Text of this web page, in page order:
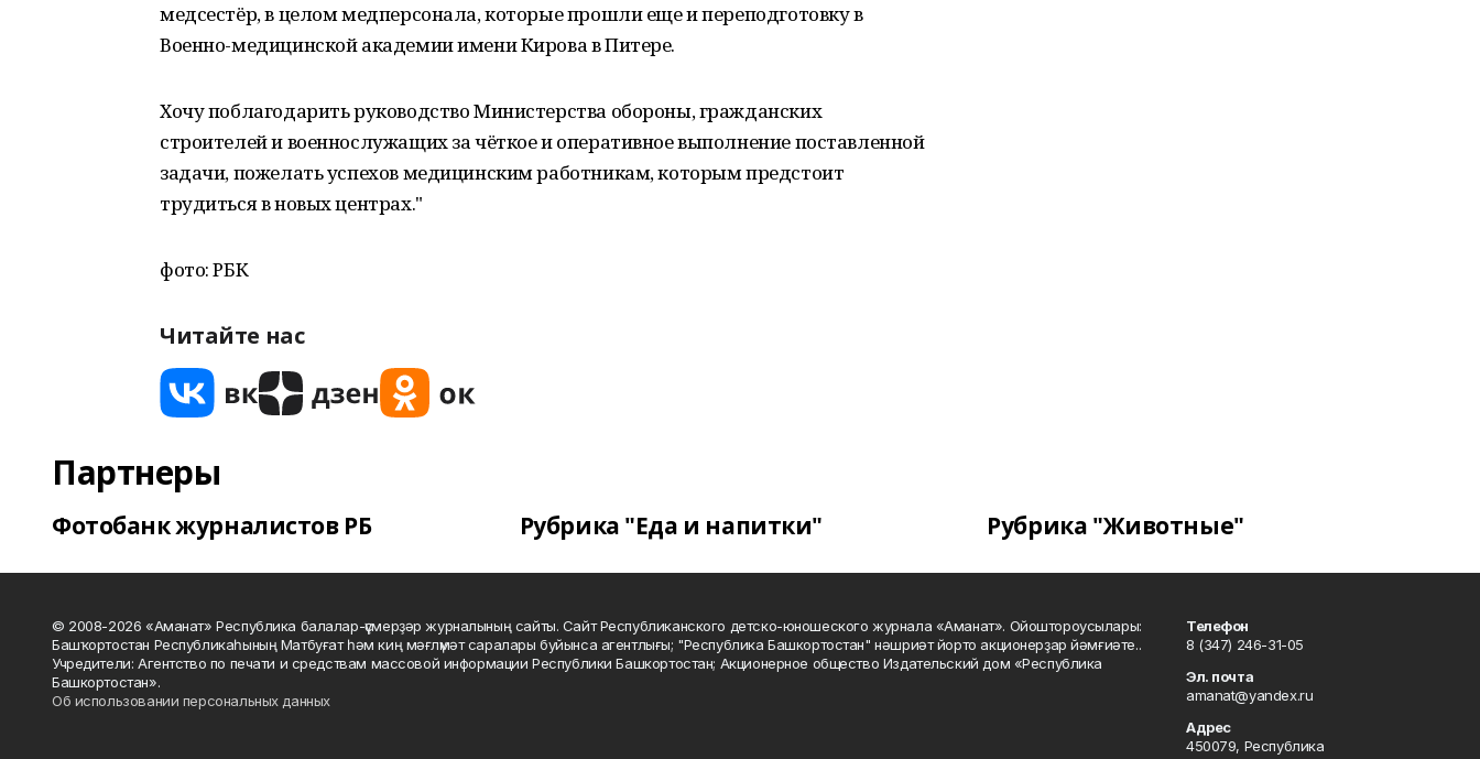
медсестёр, в целом медперсонала, которые прошли еще и переподготовку в
Военно-медицинской академии имени Кирова в Питере.
Хочу поблагодарить руководство Министерства обороны, гражданских
строителей и военнослужащих за чёткое и оперативное выполнение поставленной
задачи, пожелать успехов медицинским работникам, которым предстоит
трудиться в новых центрах."
фото: РБК
Читайте нас
Партнеры
Фотобанк журналистов РБ Рубрика "Еда и напитки" Рубрика "Животные"
© 2008-2026 «Аманат» Республика балалар-үҫмерҙәр журналының сайты. Сайт Республиканского детско-юношеского журнала «Аманат». Ойоштороусылары:
Башҡортостан Республикаһының Матбуғат һәм киң мәғлүмәт саралары буйынса агентлығы; "Республика Башкортостан" нәшриәт йорто акционерҙар йәмғиәте..
Учредители: Агентство по печати и средствам массовой информации Республики Башкортостан; Акционерное общество Издательский дом «Республика
Башкортостан».
Об использовании персональных данных
Телефон
8 (347) 246-31-05
Эл. почта
amanat@yandex.ru
Адрес
450079, Республика